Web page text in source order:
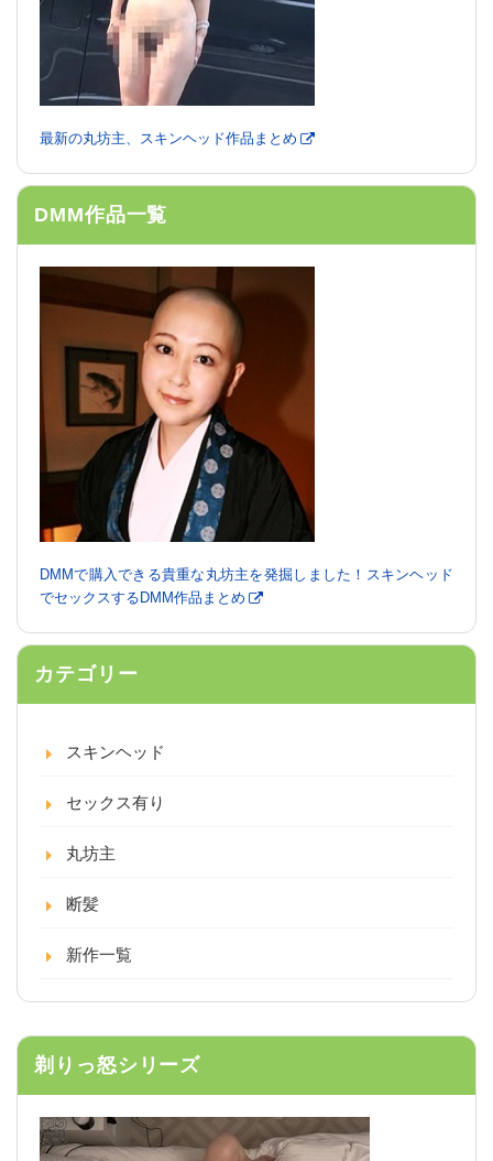
最新の丸坊主、スキンヘッド作品まとめ
DMM作品一覧
DMMで購入できる貴重な丸坊主を発掘しました！スキンヘッド
でセックスするDMM作品まとめ
カテゴリー
スキンヘッド
セックス有り
丸坊主
断髪
新作一覧
剃りっ怒シリーズ